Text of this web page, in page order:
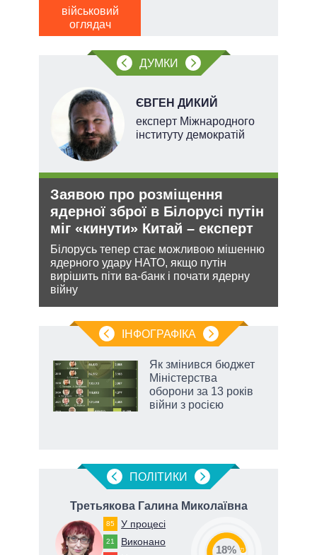
військовий
оглядач
ДУМКИ
ЄВГЕН ДИКИЙ
експерт Міжнародного
інституту демократій
Заявою про розміщення
ядерної зброї в Білорусі путін
міг «кинути» Китай – експерт
Білорусь тепер стає можливою мішенню
ядерного удару НАТО, якщо путін
вирішить піти ва-банк і почати ядерну
війну
ІНФОГРАФІКА
Як змінився бюджет
Міністерства
оборони за 13 років
війни з росією
ПОЛIТИКИ
Третьякова Галина Миколаївна
85 У процесі
21 Виконано
73
18%